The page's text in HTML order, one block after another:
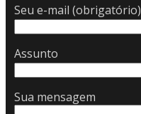
Seu e-mail (obrigatório)
Assunto
Sua mensagem